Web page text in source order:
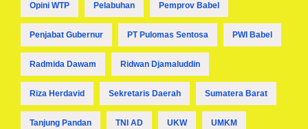
Opini WTP Pelabuhan Pemprov Babel
Penjabat Gubernur PT Pulomas Sentosa PWI Babel
Radmida Dawam Ridwan Djamaluddin
Riza Herdavid Sekretaris Daerah Sumatera Barat
Tanjung Pandan TNI AD UKW UMKM